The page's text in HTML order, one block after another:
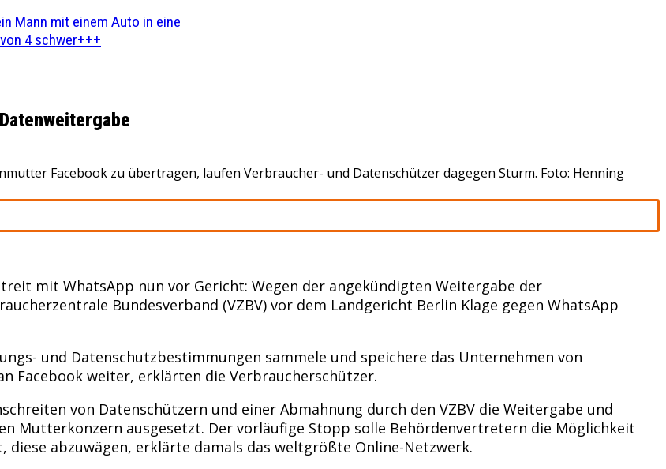
Mann mit einem Auto in eine
4 schwer+++
Facebook zu übertragen, laufen Verbraucher- und Datenschützer dagegen Sturm. Foto: Henning
mit WhatsApp nun vor Gericht: Wegen der angekündigten Weitergabe der
Bundesverband (VZBV) vor dem Landgericht Berlin Klage gegen WhatsApp
und Datenschutzbestimmungen sammele und speichere das Unternehmen von
Facebook weiter, erklärten die Verbraucherschützer.
von Datenschützern und einer Abmahnung durch den VZBV die Weitergabe und
Mutterkonzern ausgesetzt. Der vorläufige Stopp solle Behördenvertretern die Möglichkeit
diese abzuwägen, erklärte damals das weltgrößte Online-Netzwerk.